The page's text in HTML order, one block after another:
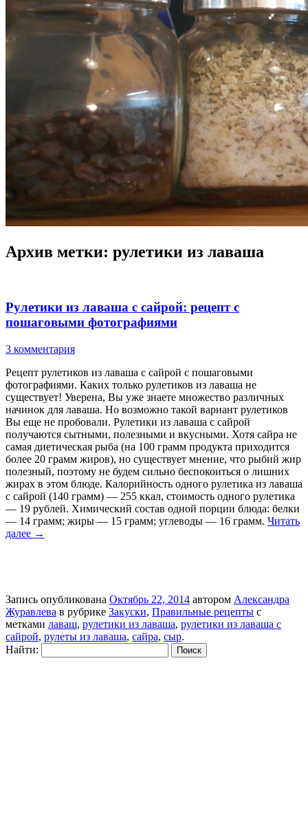
Архив метки: рулетики из лаваша
Рулетики из лаваша с сайрой: рецепт с
пошаговыми фотографиями
3 комментария
Рецепт рулетиков из лаваша с сайрой с пошаговыми
фотографиями. Каких только рулетиков из лаваша не
существует! Уверена, Вы уже знаете множество различных
начинок для лаваша. Но возможно такой вариант рулетиков
Вы еще не пробовали. Рулетики из лаваша с сайрой
получаются сытными, полезными и вкусными. Хотя сайра не
самая диетическая рыба (на 100 грамм продукта приходится
более 20 грамм жиров), но существует мнение, что рыбий жир
полезный, поэтому не будем сильно беспокоиться о лишних
жирах в этом блюде. Калорийность одного рулетика из лаваша
с сайрой (140 грамм) — 255 ккал, стоимость одного рулетика
— 19 рублей. Химический состав одной порции блюда: белки
— 14 грамм; жиры — 15 грамм; углеводы — 16 грамм. Читать
далее →
Запись опубликована Октябрь 22, 2014 автором Александра
Журавлева в рубрике Закуски, Правильные рецепты с
метками лаваш, рулетики из лаваша, рулетики из лаваша с
сайрой, рулеты из лаваша, сайра, сыр.
Найти: